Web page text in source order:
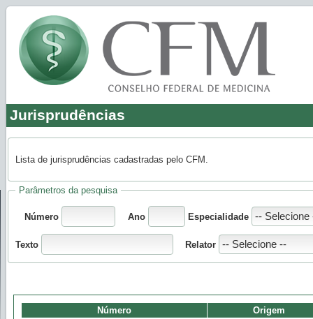
Jurisprudências
Lista de jurisprudências cadastradas pelo CFM.
Parâmetros da pesquisa
Número Ano Especialidade
Texto Relator
Número
Origem